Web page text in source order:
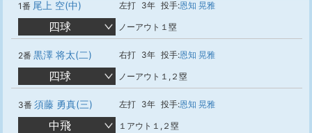
1番 尾上 空(中) 左打 3年 投手:恩知 晃雅
四球 ノーアウト１塁
2番 黒澤 将太(二) 右打 3年 投手:恩知 晃雅
四球 ノーアウト１,２塁
3番 須藤 勇真(三) 左打 3年 投手:恩知 晃雅
中飛 １アウト１,２塁